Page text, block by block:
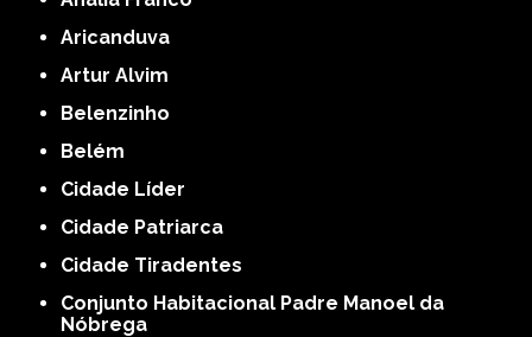
Aricanduva
Artur Alvim
Belenzinho
Belém
Cidade Líder
Cidade Patriarca
Cidade Tiradentes
Conjunto Habitacional Padre Manoel da
Nóbrega